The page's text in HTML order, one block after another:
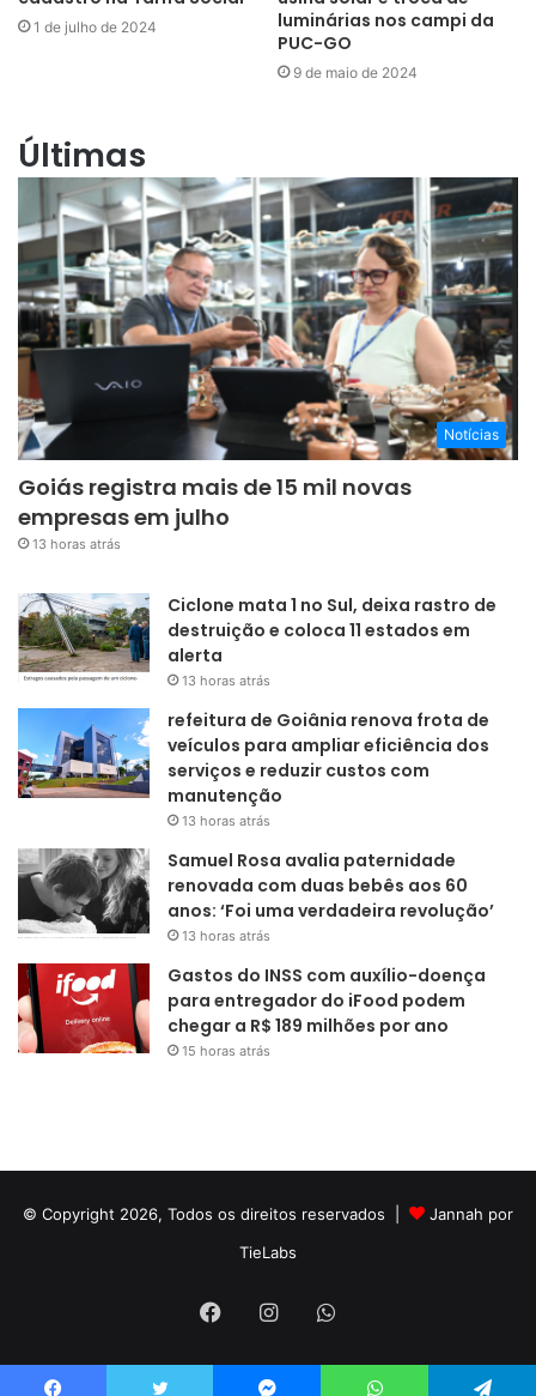
1 de julho de 2024
luminárias nos campi da
PUC-GO
9 de maio de 2024
Últimas
Notícias
Goiás registra mais de 15 mil novas
empresas em julho
13 horas atrás
Ciclone mata 1 no Sul, deixa rastro de
destruição e coloca 11 estados em
alerta
13 horas atrás
refeitura de Goiânia renova frota de
veículos para ampliar eficiência dos
serviços e reduzir custos com
manutenção
13 horas atrás
Samuel Rosa avalia paternidade
renovada com duas bebês aos 60
anos: ‘Foi uma verdadeira revolução’
13 horas atrás
Gastos do INSS com auxílio-doença
para entregador do iFood podem
chegar a R$ 189 milhões por ano
15 horas atrás
© Copyright 2026, Todos os direitos reservados |
Jannah por
TieLabs
FacebookInstagramWhatsApp